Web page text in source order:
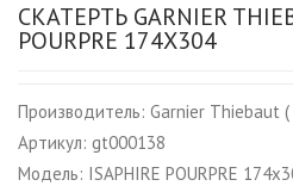
СКАТЕРТЬ GARNIER
POURPRE 174Х304
Производитель: Garnier Thiebaut
Артикул: gt000138
Модель: ISAPHIRE POURPRE